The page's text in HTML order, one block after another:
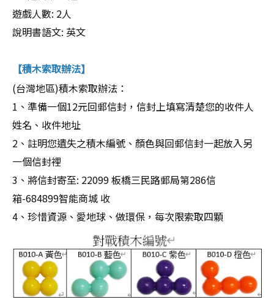
遊戲人數: 2人
說明書語文: 英文
【積木索取辦法】
(台灣地區)積木索取辦法：
1、準備一個12元回郵信封，信封上填寫清楚您的收件人
姓名、收件地址
2、註明您遺失之積木編號、顏色與回郵信封一起放入另
一個信封裡
3、將信封寄至: 22099 板橋三民路郵局第286信
箱-684899智能商城 收
4、珍惜資源、愛地球、做環保，每次限索取四顆